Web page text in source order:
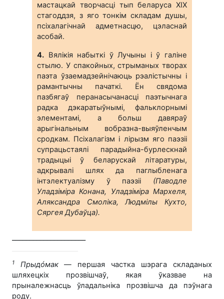
мастацкай творчасці тып беларуса ХІХ
стагоддзя, з яго тонкім складам душы,
псіхалагічнай адметнасцю, цэласнай
асобай.
4. Вялікія набыткі ў Лучыны і ў галіне
стылю. У спакойных, стрыманых творах
паэта ўзаемадзейнічаюць рэалістычны i
рамантычны пачаткі. Ён свядома
пазбягаў перанасычанасці паэтычнага
радка дэкаратыўнымі, фальклорнымі
элементамі, а больш давяраў
арыгінальным вобразна-выяўленчым
сродкам. Псіхалагізм i лірызм яго паэзіі
супрацьстаялі парадыйна-бурлескнай
традыцыі ў беларускай літаратуры,
адкрывалі шлях да паглыбленага
інтэлектуалізму ў паэзіі (Паводле
Уладзіміра Конана, Уладзіміра Мархеля,
Аляксандра Смоліка, Людмілы Кухто,
Сяргея Дубаўца).
1 Прыдóмак
— першая частка шэрага складаных
шляхецкіх прозвішчаў, якая ўказвае на
прыналежнасць ўладальніка прозвішча да пэўнага
роду.